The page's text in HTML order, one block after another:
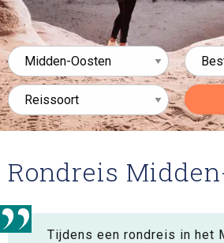
Rondreis
Tijdens een rondreis in het